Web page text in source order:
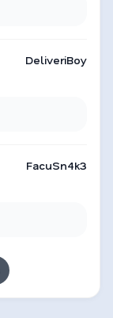
DeliveriBoy
FacuSn4k3